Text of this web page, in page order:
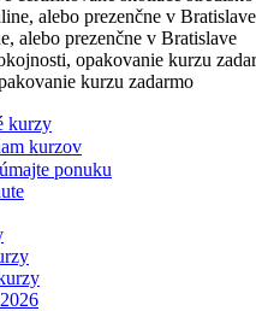
alebo prezenčne v Bratislave
kurzu zadarmo
kurzy
kurzov
ponuku